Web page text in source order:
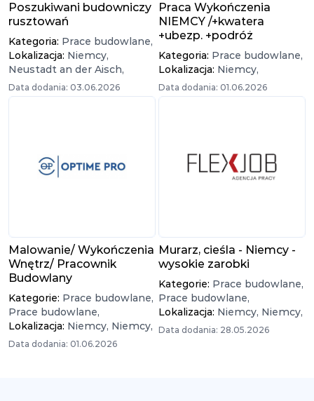
Poszukiwani budowniczy
rusztowań
Kategoria: Prace budowlane,
Lokalizacja: Niemcy,
Neustadt an der Aisch,
Data dodania: 03.06.2026
Praca Wykończenia
NIEMCY /+kwatera
+ubezp. +podróż
Kategoria: Prace budowlane,
Lokalizacja: Niemcy,
Data dodania: 01.06.2026
Malowanie/ Wykończenia
Wnętrz/ Pracownik
Budowlany
Kategorie: Prace budowlane,
Prace budowlane,
Lokalizacja: Niemcy, Niemcy,
Data dodania: 01.06.2026
Murarz, cieśla - Niemcy -
wysokie zarobki
Kategorie: Prace budowlane,
Prace budowlane,
Lokalizacja: Niemcy, Niemcy,
Data dodania: 28.05.2026